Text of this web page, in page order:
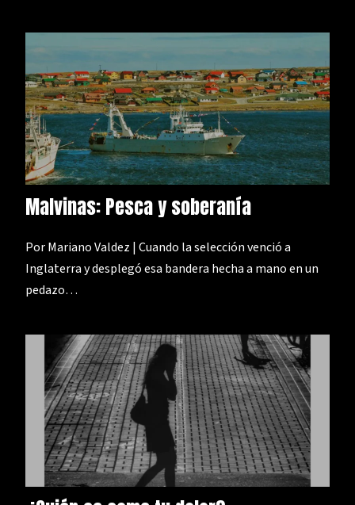
Malvinas: Pesca y soberanía
Por Mariano Valdez | Cuando la selección venció a
Inglaterra y desplegó esa bandera hecha a mano en un
pedazo…